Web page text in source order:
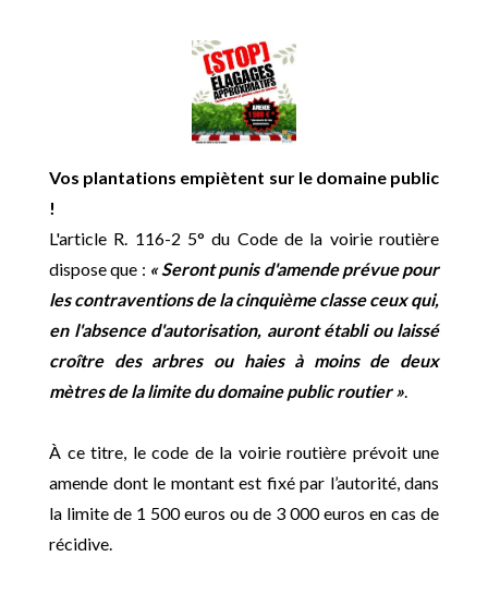
Vos plantations empiètent sur le domaine public
!
L'article R. 116-2 5° du Code de la voirie routière
dispose que : « Seront punis d'amende prévue pour
les contraventions de la cinquième classe ceux qui,
en l'absence d'autorisation, auront établi ou laissé
croître des arbres ou haies à moins de deux
mètres de la limite du domaine public routier ».
À ce titre, le code de la voirie routière prévoit une
amende dont le montant est fixé par l’autorité, dans
la limite de 1 500 euros ou de 3 000 euros en cas de
récidive.